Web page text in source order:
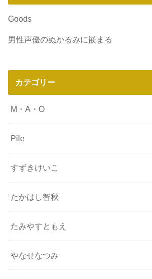
Goods
男性声優のぬかるみに嵌まる
カテゴリー
M・A・O
Pile
すずきけいこ
たかはし智秋
たみやすともえ
やなせなつみ